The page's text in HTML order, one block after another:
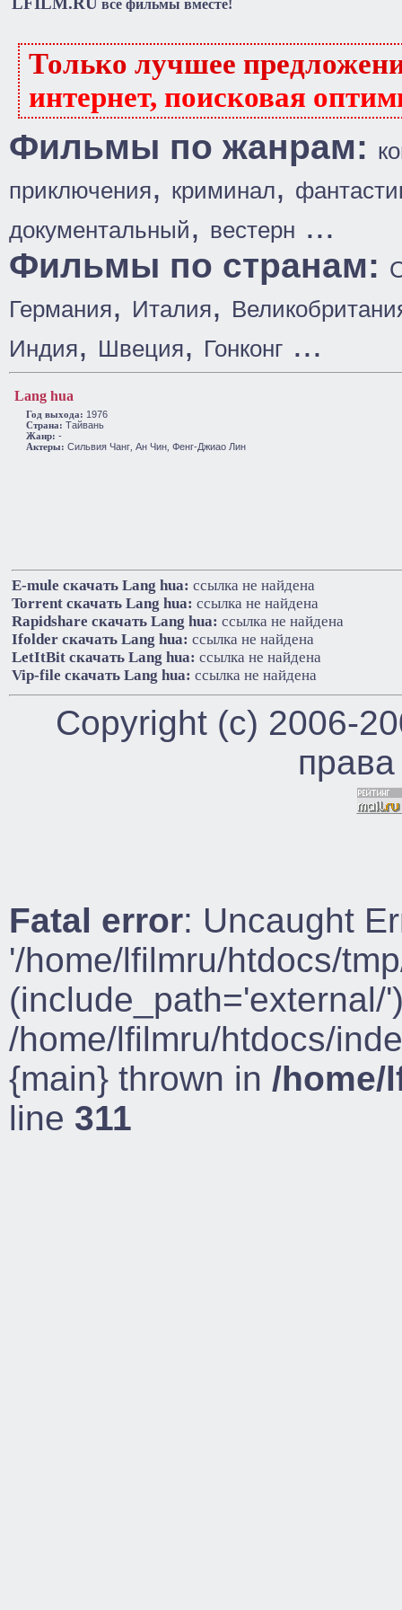
все фильмы вместе!
Только лучшее
интернет, поисковая
Фильмы по жанрам:
приключения, криминал,
документальный, вестерн ...
Фильмы по странам:
Германия, Италия,
Индия, Швеция, Гонконг ...
Lang hua
Год выхода: 1976
Cтрана: Тайвань
Жанр: -
Актеры: Сильвия Чанг Ан Чин Фенг-Джиао Лин
E-mule cкачать Lang hua: ссылка не найдена
Torrent cкачать Lang hua: ссылка не найдена
Rapidshare cкачать Lang hua: ссылка не найдена
Ifolder cкачать Lang hua: ссылка не найдена
LetItBit cкачать Lang hua: ссылка не найдена
Vip-file cкачать Lang hua: ссылка не найдена
Copyright (c) 2006-
Fatal error: Uncaught
'/home/lfilmru/htdocs/
(include_path='external/
/home/lfilmru/htdocs/
{main} thrown in /home/
line 311